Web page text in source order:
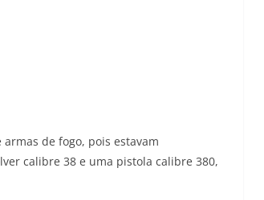
de fogo, pois estavam
calibre 38 e uma pistola calibre 380,